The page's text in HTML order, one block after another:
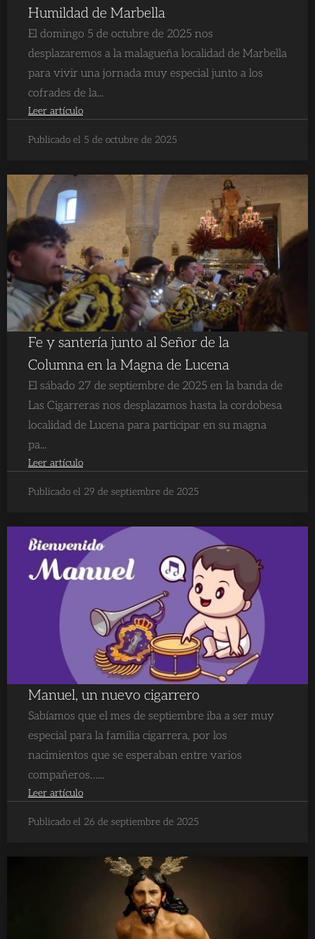
Humildad de Marbella
El domingo 5 de octubre de 2025 nos
desplazaremos a la malagueña localidad de Marbella
para vivir una jornada muy especial junto a los
cofrades de la...
Leer artículo
Publicado el 5 de octubre de 2025
Fe y santería junto al Señor de la
Columna en la Magna de Lucena
El sábado 27 de septiembre de 2025 en la banda de
Las Cigarreras nos desplazamos hasta la cordobesa
localidad de Lucena para participar en su magna
pa...
Leer artículo
Publicado el 29 de septiembre de 2025
Manuel, un nuevo cigarrero
Sabíamos que el mes de septiembre iba a ser muy
especial para la familia cigarrera, por los
nacimientos que se esperaban entre varios
compañeros…...
Leer artículo
Publicado el 26 de septiembre de 2025